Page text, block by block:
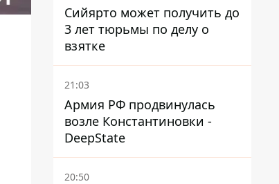
Сийярто может получить до
3 лет тюрьмы по делу о
взятке
21:03
Армия РФ продвинулась
возле Константиновки -
DeepState
20:50